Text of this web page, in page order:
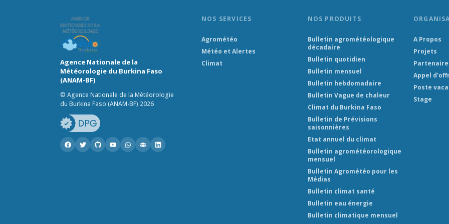
Agence Nationale de la
Météorologie du Burkina Faso
(ANAM-BF)
© Agence Nationale de la Météorologie
du Burkina Faso (ANAM-BF) 2026
NOS SERVICES
Agrométéo
Météo et Alertes
Climat
NOS PRODUITS
Bulletin agrométéologique
décadaire
Bulletin quotidien
Bulletin mensuel
Bulletin hebdomadaire
Bulletin Vague de chaleur
Climat du Burkina Faso
Bulletin de Prévisions
saisonnières
Etat annuel du climat
Bulletin agrométéorologique
mensuel
Bulletin Agrométéo pour les
Médias
Bulletin climat santé
Bulletin eau énergie
Bulletin climatique mensuel
A Propos
Projets
Appel
Poste
Stage